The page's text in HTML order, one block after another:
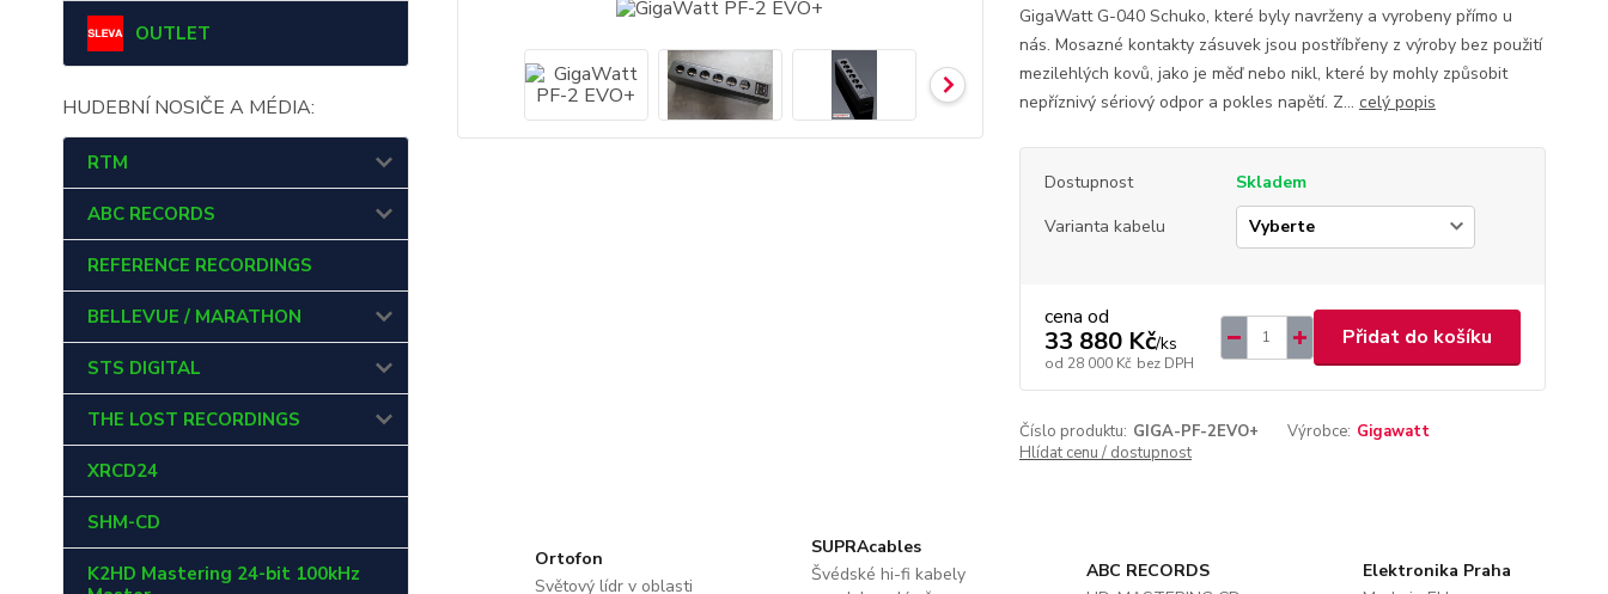
OUTLET
HUDEBNÍ NOSIČE A MÉDIA:
RTM
ABC RECORDS
REFERENCE RECORDINGS
BELLEVUE / MARATHON
STS DIGITAL
THE LOST RECORDINGS
XRCD24
SHM-CD
K2HD Mastering 24-bit 100kHz
GigaWatt G-040 Schuko, které byly navrženy a vyrobeny přímo u
nás. Mosazné kontakty zásuvek jsou postříbřeny z výroby bez použití
mezilehlých kovů, jako je měď nebo nikl, které by mohly způsobit
nepříznivý sériový odpor a pokles napětí. Z... celý popis
Dostupnost
Skladem
Varianta kabelu
cena od
33 880 Kč/ks
od 28 000 Kč bez DPH
Přidat do košíku
Číslo produktu: GIGA-PF-2EVO+ Výrobce: Gigawatt
Hlídat cenu / dostupnost
Ortofon
Světový lídr v oblasti
SUPRAcables
Švédské hi-fi kabely
ABC RECORDS
Elektronika Praha